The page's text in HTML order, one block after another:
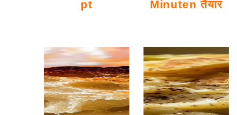
Pt
Minuten तैयार